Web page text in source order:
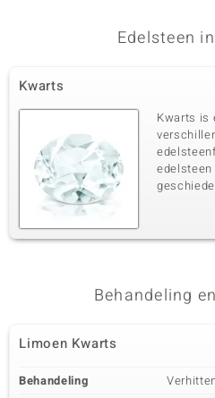
Derde edelsteen
Edelsteen exact
Karaatgewicht som
0,171 ct
Zetting
Prong
Edelsteen
Kwarts
Kwarts is
Behandeling
Limoen Kwarts
Behandeling